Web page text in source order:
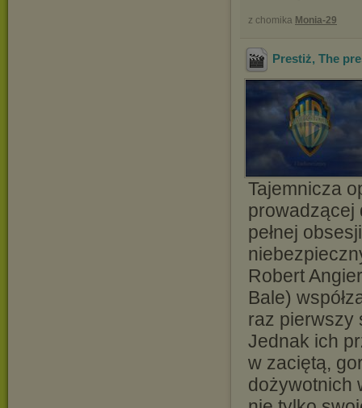
z chomika Monia-29
Prestiż, The
Tajemnicza
prowadzącej
pełnej
Robert
Bale)
raz pierwszy
Jednak ich
w zaciętą,
dożywotnich